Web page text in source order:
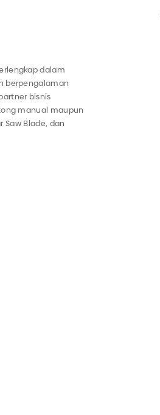
dalam
berpengalaman
bisnis
manual maupun
Saw Blade, dan